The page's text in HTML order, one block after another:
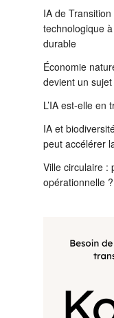
IA de
technologique
durable
Économie
devient un
L’IA est-elle en
IA et
peut accélérer
Ville circulaire :
opérationnelle ?